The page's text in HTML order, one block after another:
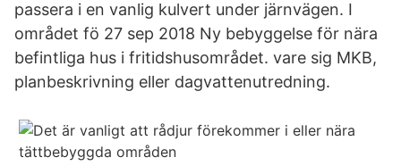
passera i en vanlig kulvert under järnvägen. I
området fö 27 sep 2018 Ny bebyggelse för nära
befintliga hus i fritidshusområdet. vare sig MKB,
planbeskrivning eller dagvattenutredning.